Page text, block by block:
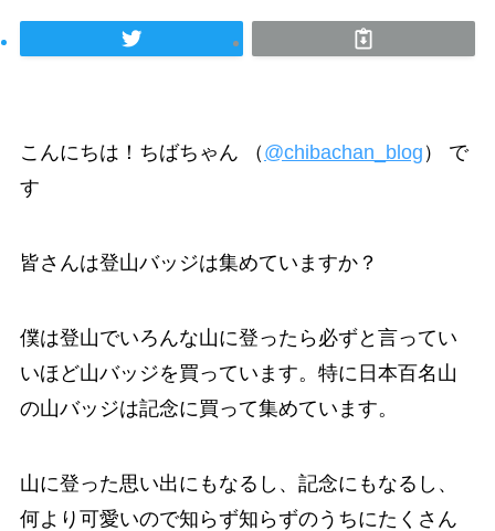
こんにちは！ちばちゃん （ @chibachan_blog ） で
す
皆さんは登山バッジは集めていますか？
僕は登山でいろんな山に登ったら必ずと言ってい
いほど山バッジを買っています。特に日本百名山
の山バッジは記念に買って集めています。
山に登った思い出にもなるし、記念にもなるし、
何より可愛いので知らず知らずのうちにたくさん